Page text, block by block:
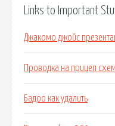
Links to Important
Джакомо джойс
Проводка на прицеп
Бадоо как удалить